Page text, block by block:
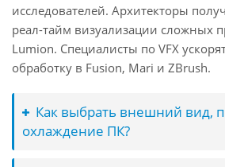
исследователей. Архитекторы
реал-тайм визуализации сложных
Lumion. Специалисты по VFX
обработку в Fusion, Mari и ZBrush.
Как выбрать внешний вид,
охлаждение ПК?